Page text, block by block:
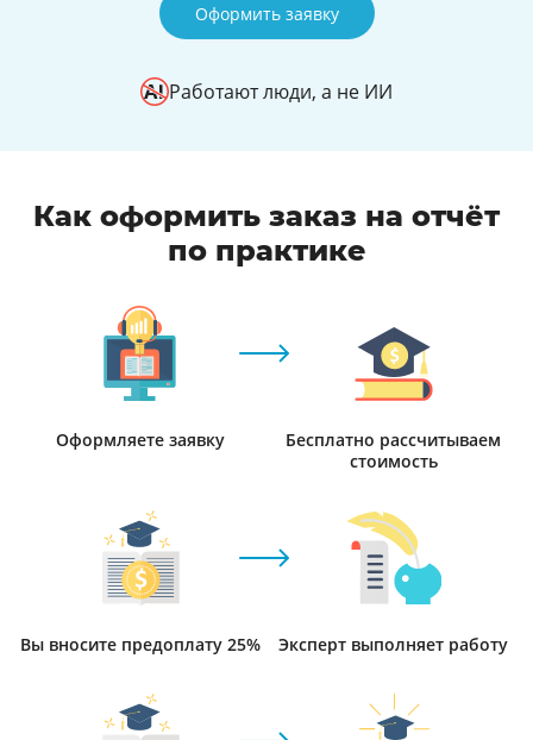
Оформить заявку
Работают люди, а не ИИ
Как оформить заказ на отчёт
по практике
Оформляете заявку
Бесплатно рассчитываем
стоимость
Вы вносите предоплату 25% Эксперт выполняет работу